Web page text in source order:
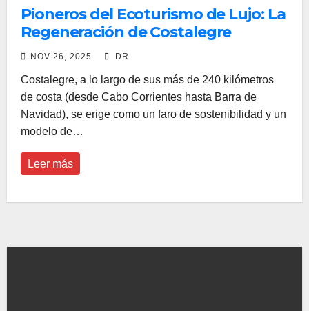
Pioneros del Ecoturismo de Lujo: La
Regeneración de Costalegre
NOV 26, 2025 DR
Costalegre, a lo largo de sus más de 240 kilómetros
de costa (desde Cabo Corrientes hasta Barra de
Navidad), se erige como un faro de sostenibilidad y un
modelo de…
Leer más